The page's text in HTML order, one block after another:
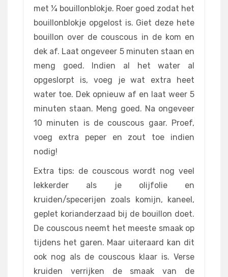
met ¼ bouillonblokje. Roer goed zodat het
bouillonblokje opgelost is. Giet deze hete
bouillon over de couscous in de kom en
dek af. Laat ongeveer 5 minuten staan en
meng goed. Indien al het water al
opgeslorpt is, voeg je wat extra heet
water toe. Dek opnieuw af en laat weer 5
minuten staan. Meng goed. Na ongeveer
10 minuten is de couscous gaar. Proef,
voeg extra peper en zout toe indien
nodig!
Extra tips: de couscous wordt nog veel
lekkerder als je olijfolie en
kruiden/specerijen zoals komijn, kaneel,
geplet korianderzaad bij de bouillon doet.
De couscous neemt het meeste smaak op
tijdens het garen. Maar uiteraard kan dit
ook nog als de couscous klaar is. Verse
kruiden verrijken de smaak van de